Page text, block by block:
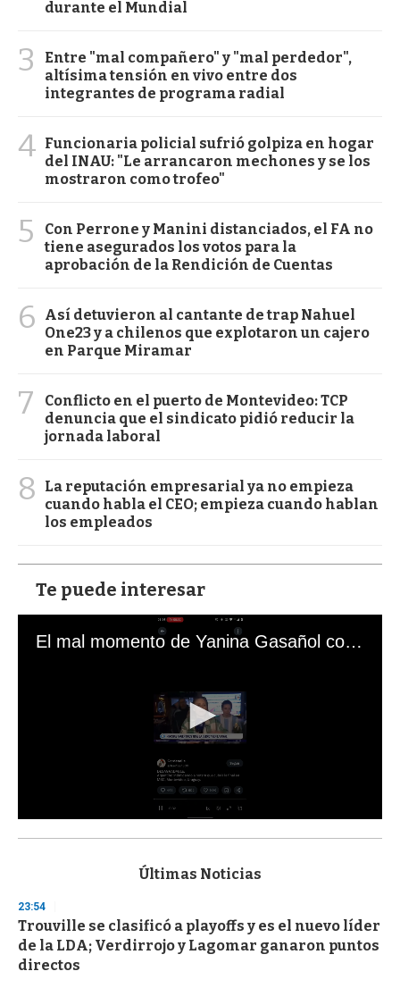
durante el Mundial
3
Entre "mal compañero" y "mal perdedor",
altísima tensión en vivo entre dos
integrantes de programa radial
4 Funcionaria policial sufrió golpiza en hogar
del INAU: "Le arrancaron mechones y se los
mostraron como trofeo"
5
Con Perrone y Manini distanciados, el FA no
tiene asegurados los votos para la
aprobación de la Rendición de Cuentas
6
Así detuvieron al cantante de trap Nahuel
One23 y a chilenos que explotaron un cajero
en Parque Miramar
7
Conflicto en el puerto de Montevideo: TCP
denuncia que el sindicato pidió reducir la
jornada laboral
8
La reputación empresarial ya no empieza
cuando habla el CEO; empieza cuando hablan
los empleados
Te puede interesar
El mal momento de Yanina Gasañol con un hincha argentino en "Subrayado"
s
d
s
o
f
3
Últimas Noticias
23:54
Trouville se clasificó a playoffs y es el nuevo líder
de la LDA; Verdirrojo y Lagomar ganaron puntos
directos